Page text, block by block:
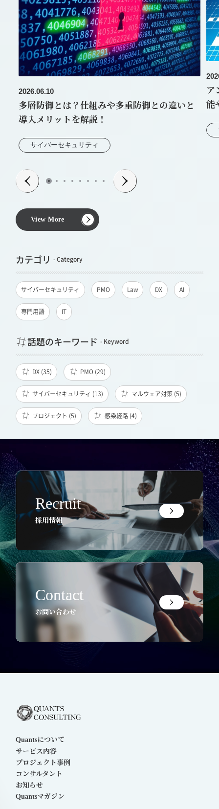
2026.06.10
多層防御とは？仕組みや多重防御との違いと
導入メリットを解説！
サイバーセキュリティ
ア
能
View More
カテゴリ
サイバーセキュリティ PMO Law DX AI
専門用語 IT
話題のキーワード
DX (35) PMO (29)
サイバーセキュリティ (13) マルウェア対策 (5)
プロジェクト (5) 感染経路 (4)
Recruit
採用情報
Contact
お問い合わせ
Quantsについて
サービス内容
プロジェクト事例
コンサルタント
お知らせ
Quantsマガジン